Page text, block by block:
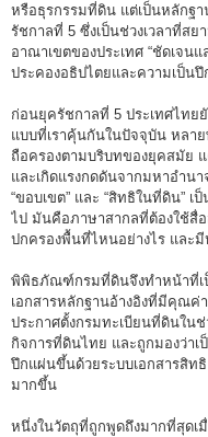
หรือธุรกรรมที่ดิน แต่เป็นหลักฐ
รัชกาลที่ 5 ซึ่งเป็นช่วงเวลาที่สย
อาณาเขตของประเทศ “ชัดเจน
ประคองอธิปไตยและความเป็น
ก่อนยุครัชกาลที่ 5 ประเทศไทย
แบบที่เราคุ้นกันในปัจจุบัน หลา
ถือครองตามบริบทของยุคสมัย
และเกิดแรงกดดันจากมหาอำนา
“ขอบเขต” และ “สิทธิในที่ดิน” เ
ไป มันคือภาษาสากลที่ต้องใช้สื่อ
ปกครองพื้นที่ไหนอย่างไร และ
พิพิธภัณฑ์กรมที่ดินจึงทำหน้าที่เ
เอกสารหลักฐานอ้างอิงที่มีคุณค่
ประกาศตั้งกรมทะเบียนที่ดินใน
กิจการที่ดินไทย และถูกมองว่าเ
ปึกแผ่นขึ้นด้วยระบบเอกสารสิท
มากขึ้น
หนึ่งในวัตถุที่ถูกพูดถึงมากที่สุด